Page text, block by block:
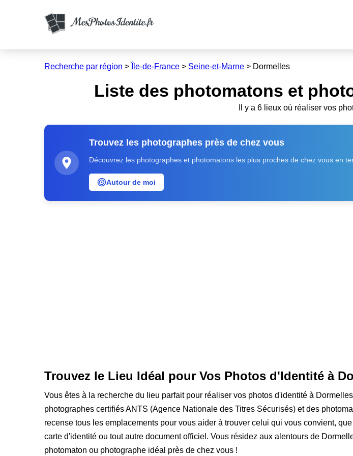
Recherche par région > Île-de-France > Seine-et-Marne > Dormelles
Liste des photomatons et
Il y a 6 lieux où réaliser vos
Trouvez les photographes près de chez vous
Découvrez les photographes et photomatons les plus proches de chez vous en
Autour de moi
Trouvez le Lieu Idéal pour Vos Photos d'Identité à
Vous êtes à la recherche du lieu parfait pour réaliser vos photos d'identité à
photographes certifiés ANTS (Agence Nationale des Titres Sécurisés) et des
recense tous les emplacements pour vous aider à trouver celui qui vous convient,
carte d'identité ou tout autre document officiel. Vous résidez aux alentours de
photomaton ou photographe idéal près de chez vous !